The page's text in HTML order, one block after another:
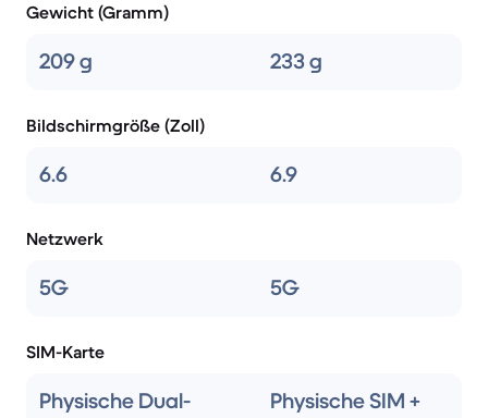
Gewicht (Gramm)
209 g 233 g
Bildschirmgröße (Zoll)
6.6 6.9
Netzwerk
5G 5G
SIM-Karte
Physische Dual- Physische SIM +